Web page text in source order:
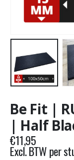
Be Fit |
| Half
€11,95
Excl. BTW per